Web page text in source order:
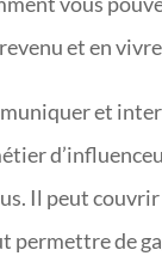
et en
et
Il peut
permettre de